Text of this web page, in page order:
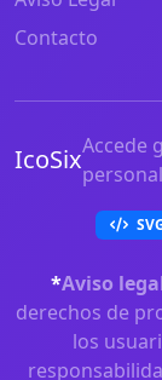
Contacto
IcoSixAccede
*Aviso
derechos de
los